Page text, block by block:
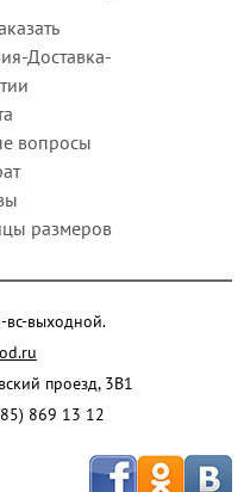
Доставка-
вопросы
размеров
вс-выходной.
проезд, 3В1
869 13 12